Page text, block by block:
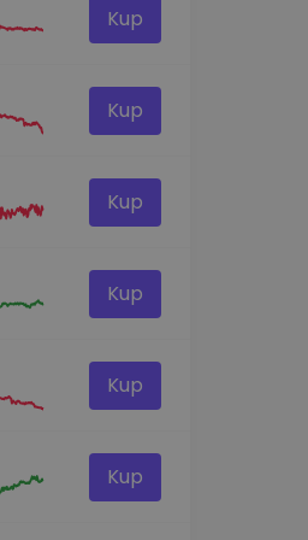
Kup
Kup
Kup
Kup
Kup
Kup